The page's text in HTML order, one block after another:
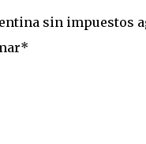
sin impuestos